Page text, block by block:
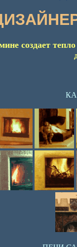
создает